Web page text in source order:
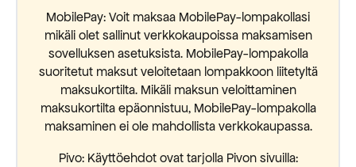
MobilePay: Voit maksaa MobilePay-lompakollasi
mikäli olet sallinut verkkokaupoissa maksamisen
sovelluksen asetuksista. MobilePay-lompakolla
suoritetut maksut veloitetaan lompakkoon liitetyltä
maksukortilta. Mikäli maksun veloittaminen
maksukortilta epäonnistuu, MobilePay-lompakolla
maksaminen ei ole mahdollista verkkokaupassa.
Pivo: Käyttöehdot ovat tarjolla Pivon sivuilla: